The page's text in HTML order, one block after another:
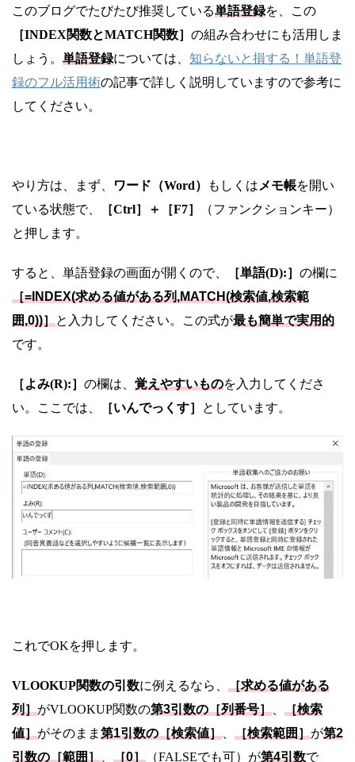
このブログでたびたび推奨している単語登録を、この
［INDEX関数とMATCH関数］ の組み合わせにも活用しま
しょう。 単語登録については、 知らないと損する！単語登
録のフル活用術の記事で詳しく説明していますので参考に
してください。
やり方は、まず、 ワード（Word） もしくは メモ帳を開い
ている状態で、
［Ctrl］＋［F7］
（ファンクションキー）
と押します。
すると、単語登録の画面が開くので、 ［単語(D):］ の欄に
［=INDEX(求める値がある列,MATCH(検索値,検索範
囲,0))］と入力してください。この式が最も簡単で実用的
です。
［よみ(R):］ の欄は、 覚えやすいものを入力してくださ
い。ここでは、
［いんでっくす］ としています。
これでOKを押します。
VLOOKUP関数の引数に例えるなら、 ［求める値がある
列］がVLOOKUP関数の第3引数の［列番号］
［検索
値］がそのまま 第1引数の［検索値］ ［検索範囲］が第2
引数の［範囲］
［0］ （FALSEでも可）が第4引数で